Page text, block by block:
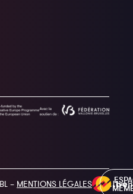
– MENTIONS LÉGALES